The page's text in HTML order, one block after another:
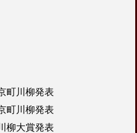
町川柳発表
町川柳発表
柳大賞発表